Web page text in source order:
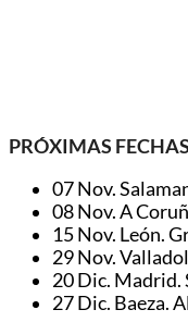
PRÓXIMAS FECHAS
07 Nov.
08 Nov. A
15 Nov. León.
29 Nov.
20 Dic. Madrid.
27 Dic. Baeza.